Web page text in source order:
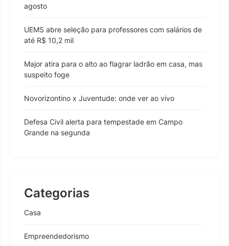
agosto
UEMS abre seleção para professores com salários de
até R$ 10,2 mil
Major atira para o alto ao flagrar ladrão em casa, mas
suspeito foge
Novorizontino x Juventude: onde ver ao vivo
Defesa Civil alerta para tempestade em Campo
Grande na segunda
Categorias
Casa
Empreendedorismo